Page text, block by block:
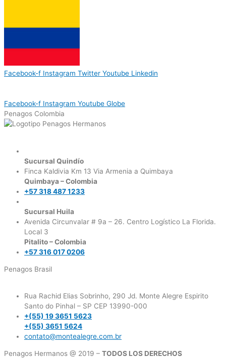
Facebook-f Instagram Twitter Youtube Linkedin
Facebook-f Instagram Youtube Globe
Penagos Colombia
Sucursal Quindío
Finca Kaldivia Km 13 Via Armenia a Quimbaya
Quimbaya – Colombia
+57 318 487 1233
Sucursal Huila
Avenida Circunvalar # 9a – 26. Centro Logístico La Florida.
Local 3
Pitalito – Colombia
+57 316 017 0206
Penagos Brasil
Rua Rachid Elias Sobrinho, 290 Jd. Monte Alegre Espirito
Santo do Pinhal – SP CEP 13990-000
+(55) 19 3651 5623
+(55) 3651 5624
contato@montealegre.com.br
Penagos Hermanos @ 2019 – TODOS LOS DERECHOS